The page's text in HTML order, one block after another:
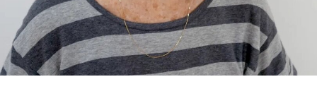
的，”Prospect工会秘书长迈克·克兰西（Mike
Clancy）告诉《卫报》。“如果参观者得知，工会一
直反对的那些存在于亚马逊等企业的劳动实践，竟
然也存在于一家国际知名的文化机构时，他们一定